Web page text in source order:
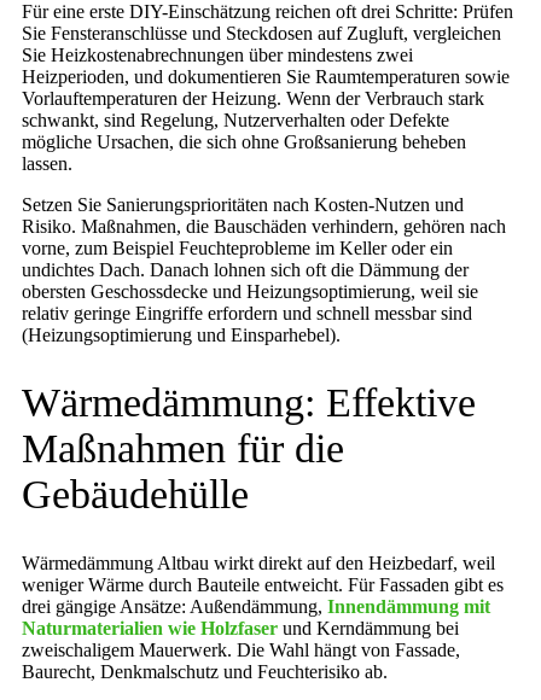
Für eine erste DIY-Einschätzung reichen oft drei Schritte: Prüfen
Sie Fensteranschlüsse und Steckdosen auf Zugluft, vergleichen
Sie Heizkostenabrechnungen über mindestens zwei
Heizperioden, und dokumentieren Sie Raumtemperaturen sowie
Vorlauftemperaturen der Heizung. Wenn der Verbrauch stark
schwankt, sind Regelung, Nutzerverhalten oder Defekte
mögliche Ursachen, die sich ohne Großsanierung beheben
lassen.
Setzen Sie Sanierungsprioritäten nach Kosten-Nutzen und
Risiko. Maßnahmen, die Bauschäden verhindern, gehören nach
vorne, zum Beispiel Feuchteprobleme im Keller oder ein
undichtes Dach. Danach lohnen sich oft die Dämmung der
obersten Geschossdecke und Heizungsoptimierung, weil sie
relativ geringe Eingriffe erfordern und schnell messbar sind
(Heizungsoptimierung und Einsparhebel).
Wärmedämmung: Effektive
Maßnahmen für die
Gebäudehülle
Wärmedämmung Altbau wirkt direkt auf den Heizbedarf, weil
weniger Wärme durch Bauteile entweicht. Für Fassaden gibt es
drei gängige Ansätze: Außendämmung, Innendämmung mit
Naturmaterialien wie Holzfaser und Kerndämmung bei
zweischaligem Mauerwerk. Die Wahl hängt von Fassade,
Baurecht, Denkmalschutz und Feuchterisiko ab.